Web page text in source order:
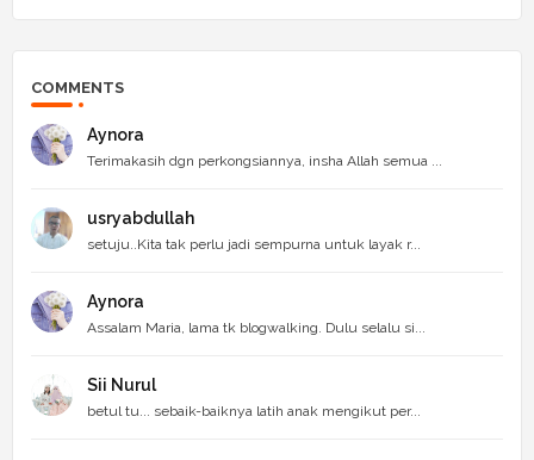
COMMENTS
Aynora
Terimakasih dgn perkongsiannya, insha Allah semua ...
usryabdullah
setuju..Kita tak perlu jadi sempurna untuk layak r...
Aynora
Assalam Maria, lama tk blogwalking. Dulu selalu si...
Sii Nurul
betul tu... sebaik-baiknya latih anak mengikut per...